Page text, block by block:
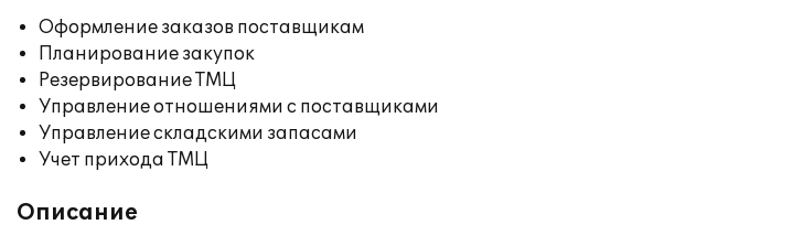
Оформление заказов поставщикам
Планирование закупок
Резервирование ТМЦ
Управление отношениями с поставщиками
Управление складскими запасами
Учет прихода ТМЦ
Описание